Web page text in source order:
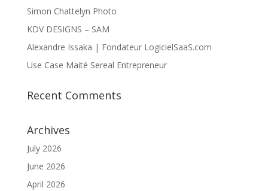
Simon Chattelyn Photo
KDV DESIGNS – SAM
Alexandre Issaka | Fondateur LogicielSaaS.com
Use Case Maité Sereal Entrepreneur
Recent Comments
Archives
July 2026
June 2026
April 2026